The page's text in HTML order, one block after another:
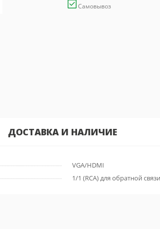
Самовывоз
ДОСТАВКА И НАЛИЧИЕ
VGA/HDMI
1/1 (RCA) для обратной связи